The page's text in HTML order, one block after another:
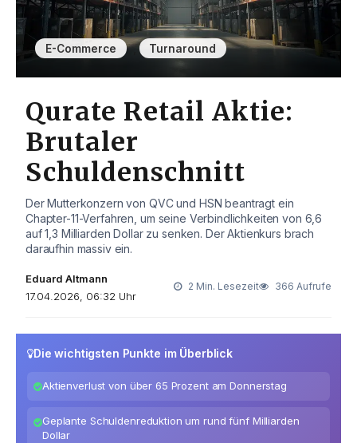
E-Commerce , Turnaround
Qurate Retail Aktie:
Brutaler
Schuldenschnitt
Der Mutterkonzern von QVC und HSN beantragt ein
Chapter-11-Verfahren, um seine Verbindlichkeiten von 6,6
auf 1,3 Milliarden Dollar zu senken. Der Aktienkurs brach
daraufhin massiv ein.
Eduard Altmann
17.04.2026, 06:32 Uhr
2 Min. Lesezeit 366 Aufrufe
Die wichtigsten Punkte im Überblick
Aktienverlust von über 65 Prozent am Donnerstag
Geplante Schuldenreduktion um rund fünf Milliarden
Dollar